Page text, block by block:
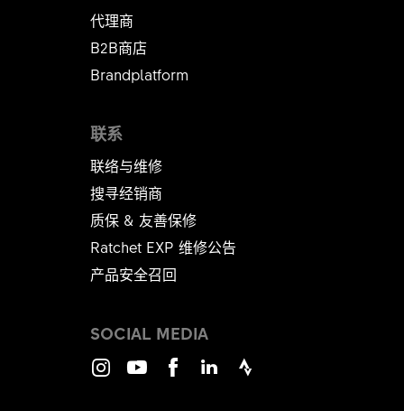
联系
联络与维修
搜寻经销商
质保 & 友善保修
Ratchet EXP 维修公告​​​​​​​
产品安全召回
代理商
B2B商店
Brandplatform
SOCIAL MEDIA